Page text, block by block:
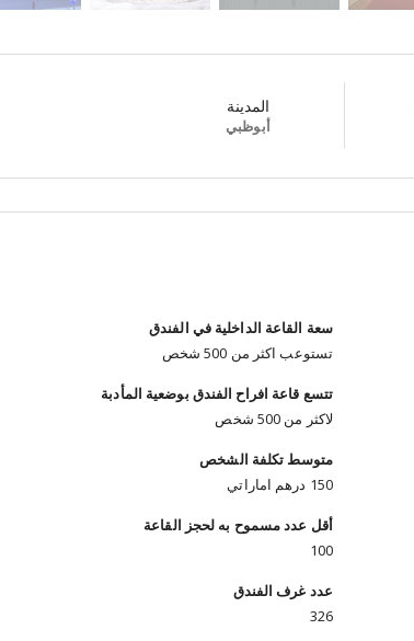
المدينة
أبوظبي
سعة القاعة الداخلية في الفندق
تستوعب اكثر من 500 شخص
تتسع قاعة افراح الفندق بوضعية المأدبة
لاكثر من 500 شخص
متوسط تكلفة الشخص
150 درهم اماراتي
أقل عدد مسموح به لحجز القاعة
100
عدد غرف الفندق
326